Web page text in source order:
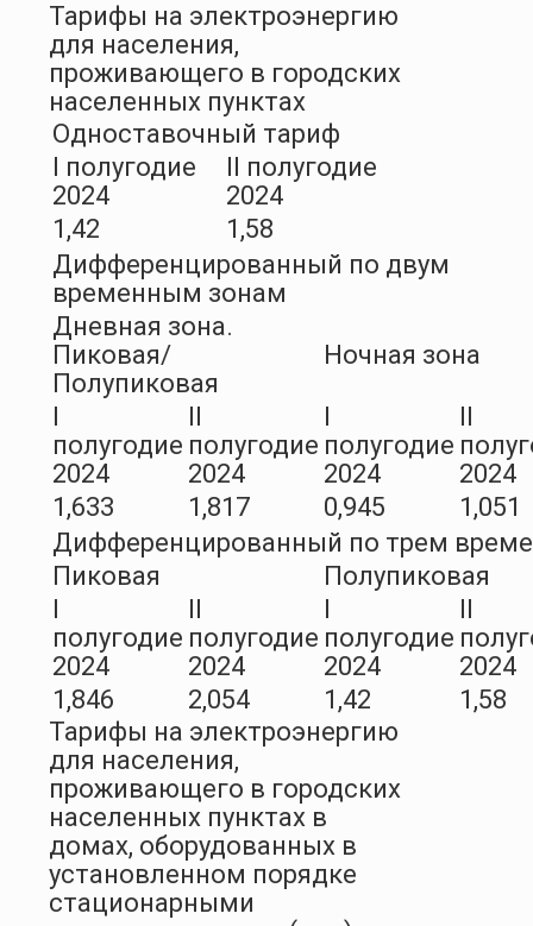
Тарифы на электроэнергию
для населения,
проживающего в городских
населенных пунктах
Одноставочный тариф
I полугодие
2024
II полугодие
2024
1,42
1,58
Дифференцированный по двум
временным зонам
Дневная зона.
Пиковая/
Полупиковая
Ночная зона
полугодие
2024
полугодие
2024
полугодие
2024
2024
1,633
1,817 0,945
1,051
Дифференцированный по трем
Пиковая
Полупиковая
полугодие
2024
полугодие
2024
полугодие
2024
2024
1,846
2,054 1,42
1,58
Тарифы на электроэнергию
для населения,
проживающего в городских
населенных пунктах в
домах, оборудованных в
установленном порядке
стационарными